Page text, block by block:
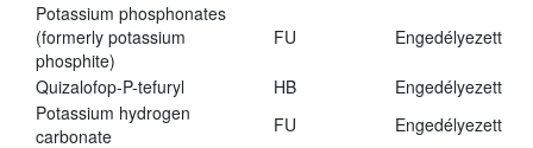
Potassium phosphonates
(formerly potassium
phosphite)
FU Engedélyezett
Quizalofop-P-tefuryl HB
Engedélyezett
Potassium hydrogen
carbonate
FU
Engedélyezett